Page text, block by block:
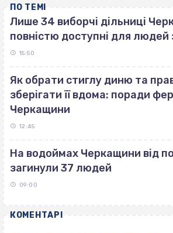
ПО ТЕМІ
Лише 34 виборчі дільниці
повністю доступні для людей
15:50
Як обрати стиглу диню та
зберігати її вдома: поради
Черкащини
12:45
На водоймах Черкащини від
загинули 37 людей
09:00
КОМЕНТАРІ